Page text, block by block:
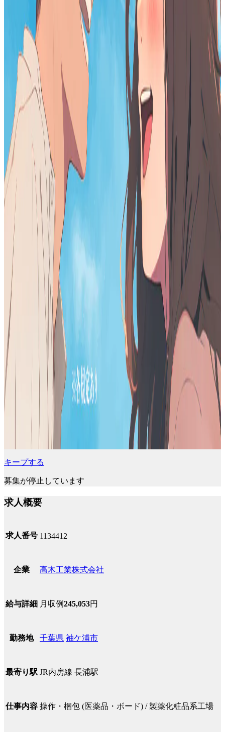
キープする
募集が停止しています
求人概要
求人番号 1134412
企業 高木工業株式会社
給与詳細 月収例245,053円
勤務地 千葉県 袖ケ浦市
最寄り駅 JR内房線 長浦駅
仕事内容 操作・梱包 (医薬品・ボード) / 製薬化粧品系工場